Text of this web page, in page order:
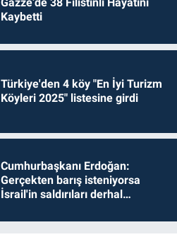
Kaybetti
Türkiye'den 4 köy "En İyi Turizm
Köyleri 2025" listesine girdi
Cumhurbaşkanı Erdoğan:
Gerçekten barış isteniyorsa
İsrail'in saldırıları derhal